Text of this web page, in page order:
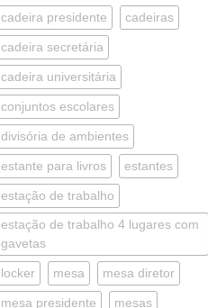
cadeira presidente cadeiras
cadeira secretária
cadeira universitária
conjuntos escolares
divisória de ambientes
estante para livros estantes
estação de trabalho
estação de trabalho 4 lugares com
gavetas
locker mesa mesa diretor
mesa presidente mesas